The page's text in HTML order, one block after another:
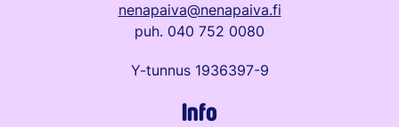
nenapaiva@nenapaiva.fi
puh. 040 752 0080
Y-tunnus 1936397-9
Info